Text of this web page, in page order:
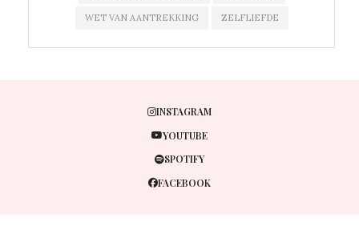
WET VAN AANTREKKING ZELFLIEFDE
INSTAGRAM
YOUTUBE
SPOTIFY
FACEBOOK